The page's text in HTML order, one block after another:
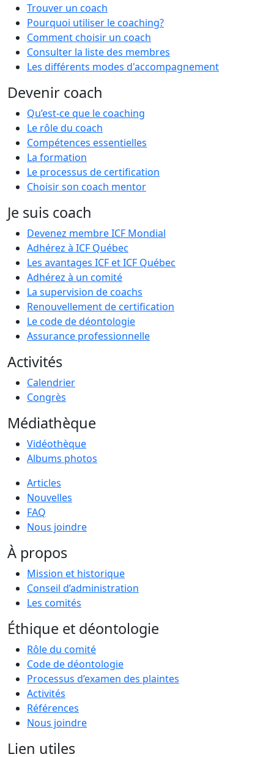
Trouver un coach
Pourquoi utiliser le coaching?
Comment choisir un coach
Consulter la liste des membres
Les différents modes d'accompagnement
Devenir coach
Qu’est-ce que le coaching
Le rôle du coach
Compétences essentielles
La formation
Le processus de certification
Choisir son coach mentor
Je suis coach
Devenez membre ICF Mondial
Adhérez à ICF Québec
Les avantages ICF et ICF Québec
Adhérez à un comité
La supervision de coachs
Renouvellement de certification
Le code de déontologie
Assurance professionnelle
Activités
Calendrier
Congrès
Médiathèque
Vidéothèque
Albums photos
Articles
Nouvelles
FAQ
Nous joindre
À propos
Mission et historique
Conseil d’administration
Les comités
Éthique et déontologie
Rôle du comité
Code de déontologie
Processus d’examen des plaintes
Activités
Références
Nous joindre
Lien utiles